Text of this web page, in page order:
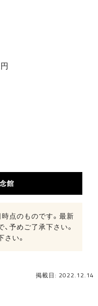
館
点のものです。最新
予めご了承下さい。
い。
掲載日: 2022.12.14